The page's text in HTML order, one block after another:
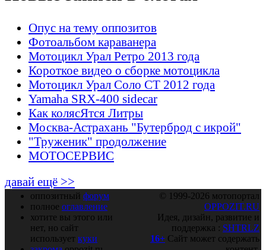
Опус на тему оппозитов
Фотоальбом караванера
Мотоцикл Урал Ретро 2013 года
Короткое видео о сборке мотоцикла
Мотоцикл Урал Соло СТ 2012 года
Yamaha SRX-400 sidecar
Как колясЯтся Литры
Москва-Астрахань "Бутерброд с икрой"
"Труженик" продолжение
МОТОСЕРВИС
давай ещё >>
оппозитный форум
полное оглавление
хотите вы этого или
нет, но сайт
использует куки
© 1999-2026 мотопортал
OPPOZIT.RU
Идея, дизайн, развитие и
поддержка : SHTRLZ
16+ Сайт может содержать